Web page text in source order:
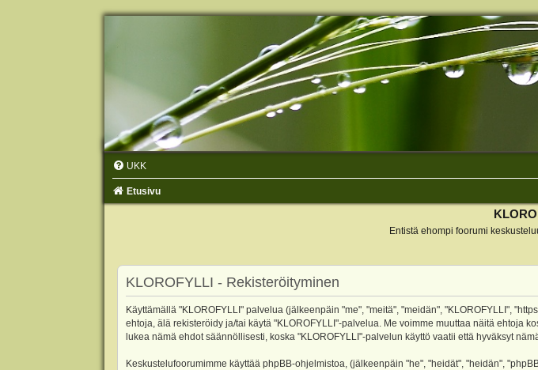
UKK
Etusivu
Entistä ehompi foorumi
KLOROFYLLI - Rekisteröityminen
Käyttämällä "KLOROFYLLI" palvelua (jälkeenpäin "me", "meitä", "meidän", "KLOROFYLLI",
ehtoja, älä rekisteröidy ja/tai käytä "KLOROFYLLI"-palvelua. Me voimme muuttaa näitä ehtoja
lukea nämä ehdot säännöllisesti, koska "KLOROFYLLI"-palvelun käyttö vaatii että hyväksyt
Keskustelufoorumimme käyttää phpBB-ohjelmistoa, (jälkeenpäin "he", "heidät", "heidän",